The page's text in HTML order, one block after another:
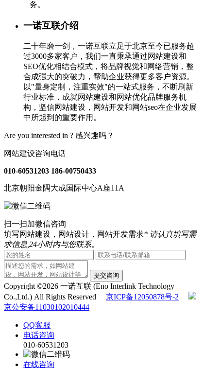
务。
一诺互联介绍
二十年磨一剑，一诺互联立足于北京至今已服务超
过3000多家客户，我们一直秉承通过网站建设和
SEO优化相结合模式，将品牌视觉和网络营销，整
合成强大的突破力，帮助企业获得更多客户资源。
以"量身定制，注重实效"的一站式服务，不断刷新
行业标准，成就网站建设和网站优化品牌服务机
构，坚信网站建设，网站开发和网站seo在企业发展
中所起到的重要作用。
Are you interested in ? 感兴趣吗？
网站建设咨询电话
010-60531203 186-00750433
北京朝阳金隅大成国际中心A座11A
扫一扫加微信咨询
填写网站建设，网站设计，网站开发需求* 请认真填写需
求信息,24小时内与您联系。
提交咨询
Copyright ©2026 一诺互联 (Eno Interlink Technology
Co.,Ltd.) All Rights Reserved 京ICP备12050878号-2
京公安备11030102010444
QQ客服
电话咨询
010-60531203
在线咨询